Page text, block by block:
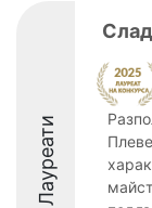
Лауреати